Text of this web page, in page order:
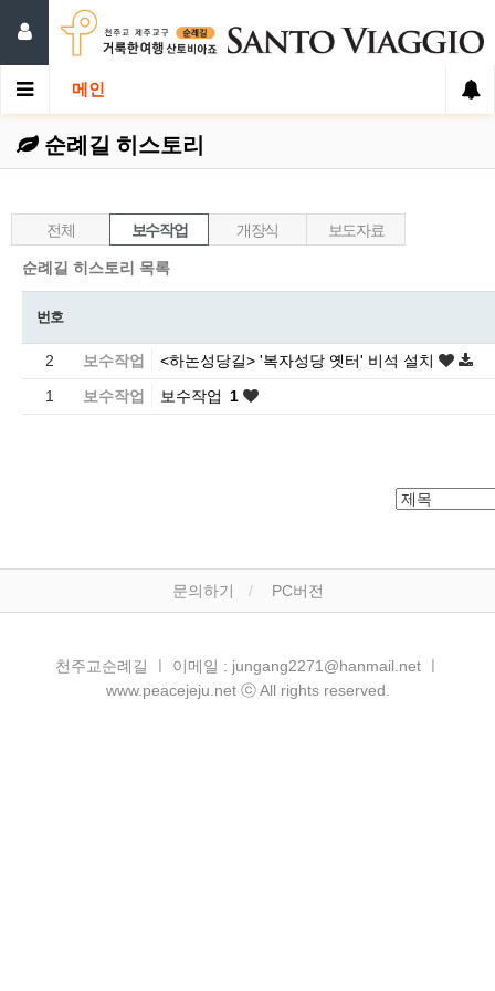
메인
순례길 히스토리
전체 보수작업 개장식 보도자료
순례길 히스토리 목록
번호
2 보수작업
<하논성당길> '복자성당 옛터' 비석 설치
1
보수작업 보수작업 1
문의하기 PC버전
천주교순례길 ㅣ 이메일 : jungang2271@hanmail.net ㅣ
www.peacejeju.net ⓒ All rights reserved.